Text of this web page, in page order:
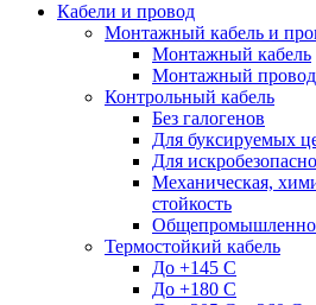
Кабели и провод
Монтажный кабель и
Монтажный кабель
Монтажный провод
Контрольный кабель
Без галогенов
Для буксируемых
Для
Механическая,
стойкость
Термостойкий кабель
До +145 С
До +180 C